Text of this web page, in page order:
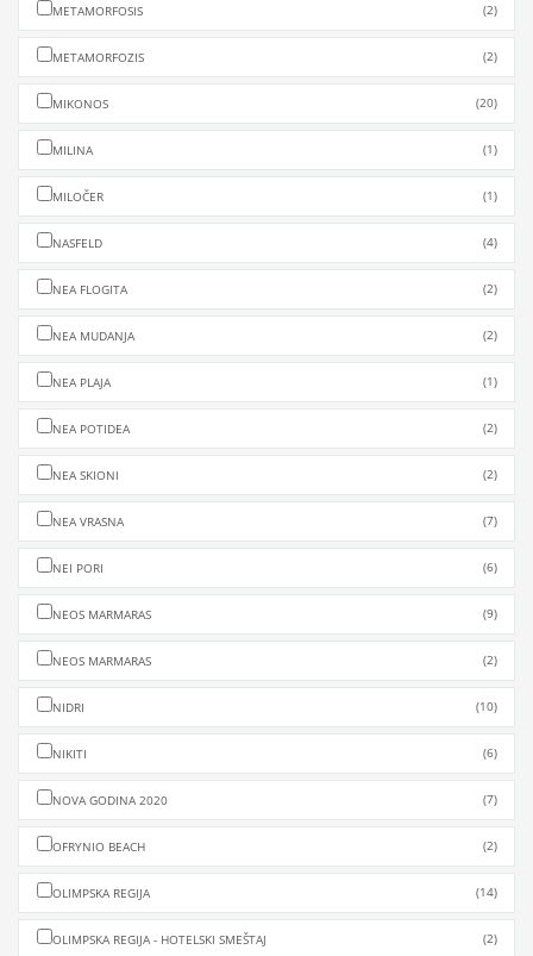
METAMORFOSIS (2)
METAMORFOZIS (2)
MIKONOS (20)
MILINA (1)
MILOČER (1)
NASFELD (4)
NEA FLOGITA (2)
NEA MUDANJA (2)
NEA PLAJA (1)
NEA POTIDEA (2)
NEA SKIONI (2)
NEA VRASNA (7)
NEI PORI (6)
NEOS MARMARAS (9)
NEOS MARMARAS (2)
NIDRI (10)
NIKITI (6)
NOVA GODINA 2020 (7)
OFRYNIO BEACH (2)
OLIMPSKA REGIJA (14)
OLIMPSKA REGIJA - HOTELSKI SMEŠTAJ (2)